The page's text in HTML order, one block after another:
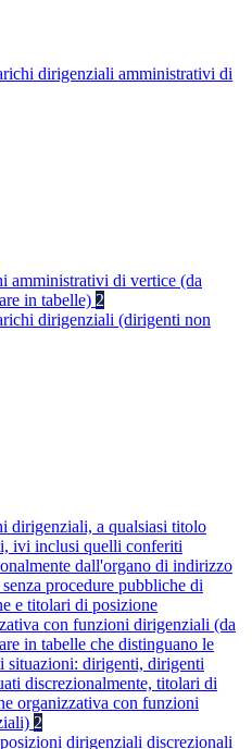
dirigenziali amministrativi di
amministrativi di vertice (da
in tabelle) 2
dirigenziali (dirigenti non
dirigenziali, a qualsiasi titolo
ivi inclusi quelli conferiti
dall'organo di indirizzo
procedure pubbliche di
e titolari di posizione
con funzioni dirigenziali (da
in tabelle che distinguano le
situazioni: dirigenti, dirigenti
discrezionalmente, titolari di
organizzativa con funzioni
2
dirigenziali discrezionali